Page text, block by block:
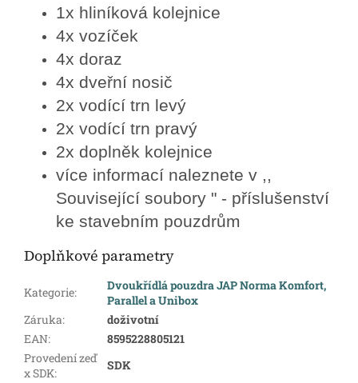
1x hliníková kolejnice
4x vozíček
4x doraz
4x dveřní nosič
2x vodící trn levý
2x vodící trn pravý
2x doplněk kolejnice
více informací naleznete v ,,
Související soubory " - příslušenství
ke stavebním pouzdrům
Doplňkové parametry
Kategorie:
Dvoukřídlá pouzdra JAP Norma Komfort,
Parallel a Unibox
Záruka:
doživotní
EAN:
8595228805121
Provedení zeď
x SDK:
SDK